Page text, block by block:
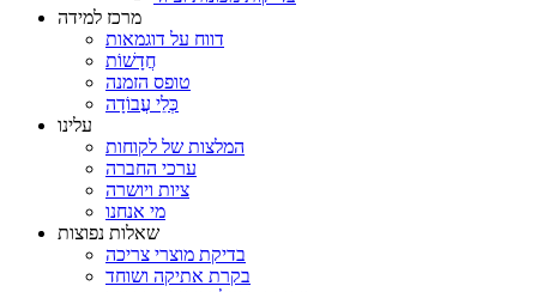
מרכז למידה
דווח על דוגמאות
חֲדָשׁוֹת
טופס הזמנה
כְּלֵי עֲבוֹדָה
עלינו
המלצות של לקוחות
ערכי החברה
ציות ויושרה
מי אנחנו
שאלות נפוצות
בדיקת מוצרי צריכה
בקרת אתיקה ושוחד